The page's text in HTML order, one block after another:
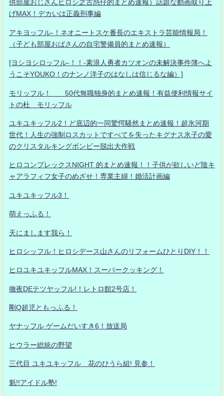
供部屋おじさんヒロシ之古惑仔的まとめ速報）話題な動画取り上
げMAX！デカいは正義刑事編
アキヨッフル-！ネオニートスケ番長のエキストラ芸能情報局！
（子ども部屋おばさんの自宅警備員的まとめ速報）
[ヨシヨシロッフル-！！-素浪人勇者カツオンの未解決事件簿へよ
うこそYOUKO！のナンノ洋子のはなしは信じるな編）]
モリッフル！ 50代無職独身的まとめ速報！有益便利情報サイ
トの杜 モリッフル
ユキユキッフル2！ど底辺的一同驚愕騒然まとめ速報！超氷河期
世代！人生の強制ロスカットですべてを失ったキグナス氷子の愛
のクリスタルキングボンビー脱出大作戦
ヒロコンプレックスNIGHT 的まとめ速報！！子供が欲しいど陰キ
ャアラフィフ女子のめざせ！専業主婦！婚活計画編
ユキユキッフル3！
萌えっふる！
天にまします我ら！
ヒロシッフル！ヒロシデース山さんのリフォームひとりDIY！！
ヒロユキユキッフルMAX！スーパークッキング！
徹夜DEテツヤッフル!！レトロ館2号店！
剛Q超児ともっふる！
ヤナッフル ゲームだいすき6！放送局
ヒウラー総統の野望
三代目 ユキユキッフル 花のひうら組! 見参！
魁!!アイドル塾!